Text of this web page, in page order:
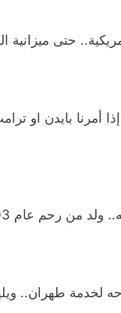
حتى ميزانية
بايدن او
فوق دبابة أمريكية.
لخدمة طهران..